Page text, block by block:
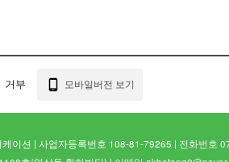
거부 모바일버전 보기
이션 | 사업자등록번호 108-81-79265 | 전화번호